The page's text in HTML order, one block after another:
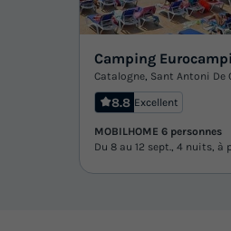
Camping
Catalogne, Sant Antoni De
8.8 Excellent
MOBILHOME 6 personnes
Du 8 au 12 sept., 4 nuits, à